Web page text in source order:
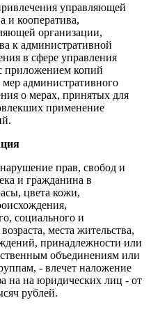
управляющей
и кооператива,
организации,
к административной
в сфере управления
приложением копий
административного
о мерах, принятых для
применение
прав, свобод и
и гражданина в
цвета кожи,
социального и
места жительства,
принадлежности или
объединениям или
- влечет наложение
на на юридических лиц - от
рублей.